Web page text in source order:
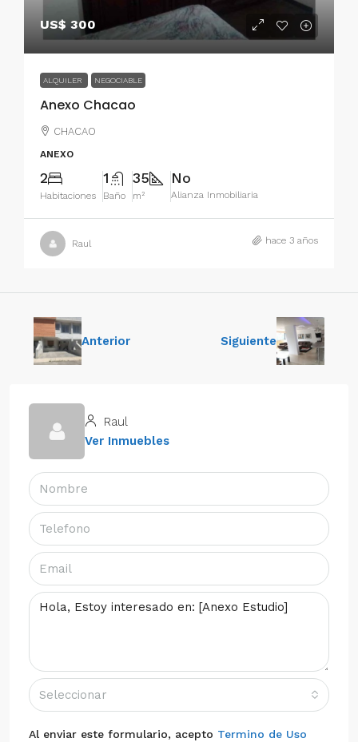
US$ 300
ALQUILER NEGOCIABLE
Anexo Chacao
CHACAO
ANEXO
2
Habitaciones
1
Baño
35
m²
No
Alianza Inmobiliaria
Raul hace 3 años
Anterior Siguiente
Raul
Ver Inmuebles
Seleccionar
Al enviar este formulario, acepto Termino de Uso